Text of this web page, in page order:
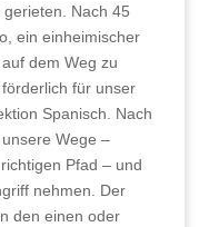
Nach 45
ein einheimischer
dem Weg zu
für unser
Spanisch. Nach
Wege –
Pfad – und
nehmen. Der
den einen oder